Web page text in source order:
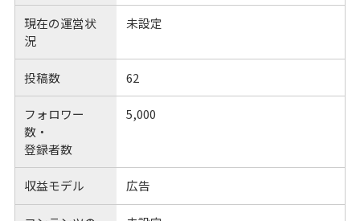
現在の運営状
況
未設定
投稿数 62
フォロワー
数・
登録者数
5,000
収益モデル 広告